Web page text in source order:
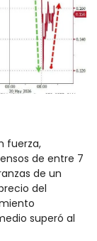
fuerza,
de entre 7
de un
del
superó al